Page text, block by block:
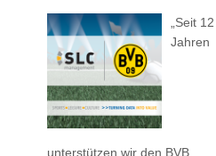
„Seit 12
Jahren
unterstützen wir den BVB